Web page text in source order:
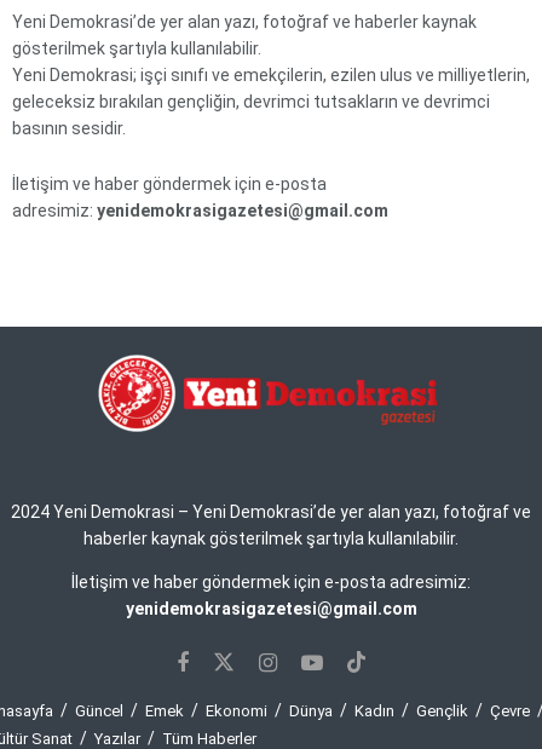
Yeni Demokrasi’de yer alan yazı, fotoğraf ve haberler kaynak
gösterilmek şartıyla kullanılabilir.
Yeni Demokrasi; işçi sınıfı ve emekçilerin, ezilen ulus ve milliyetlerin,
geleceksiz bırakılan gençliğin, devrimci tutsakların ve devrimci
basının sesidir.
İletişim ve haber göndermek için e-posta
adresimiz: yenidemokrasigazetesi@gmail.com
2024 Yeni Demokrasi – Yeni Demokrasi’de yer alan yazı, fotoğraf ve
haberler kaynak gösterilmek şartıyla kullanılabilir.
İletişim ve haber göndermek için e-posta adresimiz:
yenidemokrasigazetesi@gmail.com
Güncel Emek Ekonomi Dünya Kadın Gençlik
Çevre
Sanat
Yazılar Tüm Haberler